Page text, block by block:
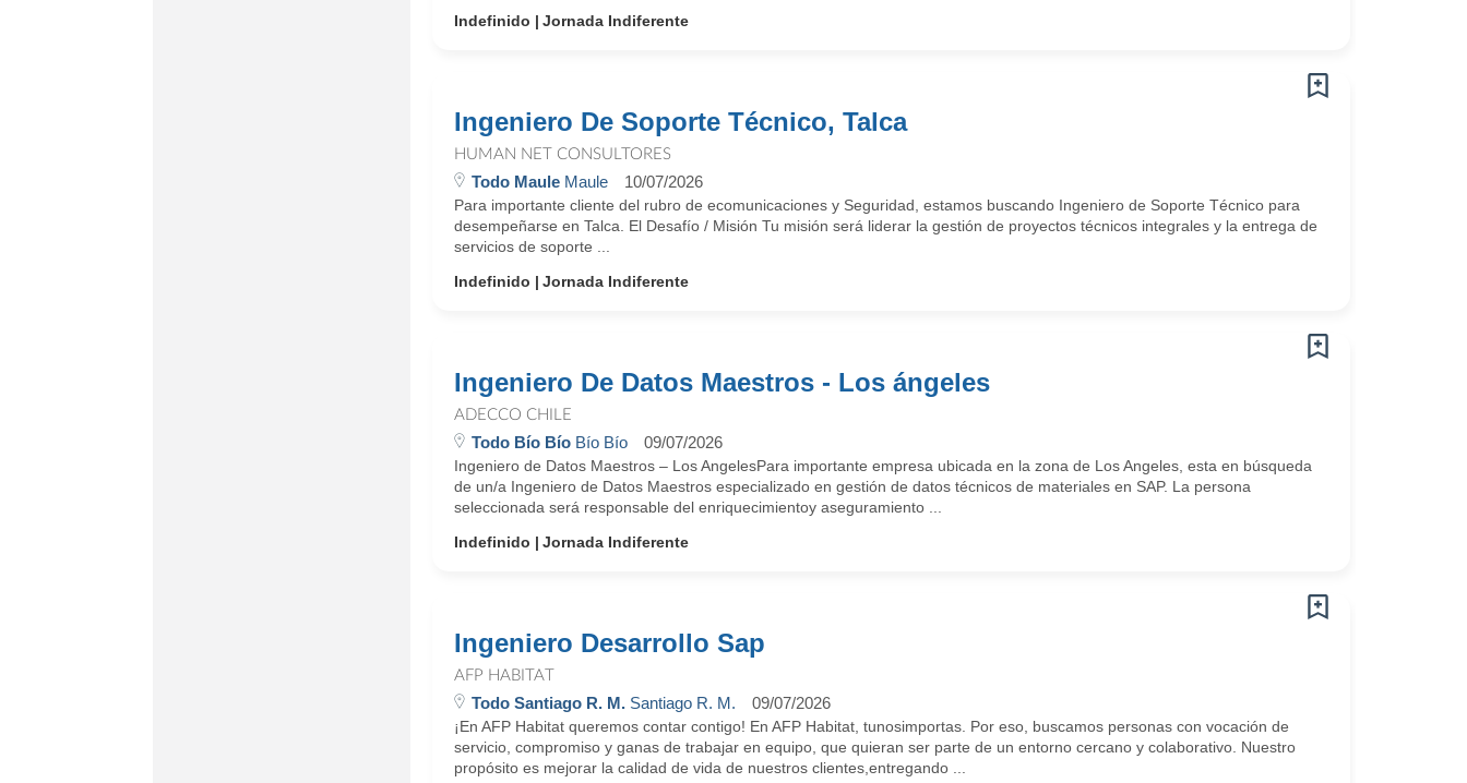
Indefinido
Jornada Indiferente
Ingeniero De Soporte Técnico, Talca
HUMAN NET CONSULTORES
Todo MauleMaule 10/07/2026
Para importante cliente del rubro de ecomunicaciones y Seguridad, estamos buscando Ingeniero de Soporte Técnico para
desempeñarse en Talca. El Desafío / Misión Tu misión será liderar la gestión de proyectos técnicos integrales y la entrega de
servicios de soporte ...
Indefinido
Jornada Indiferente
Ingeniero De Datos Maestros - Los ángeles
ADECCO CHILE
Todo Bío BíoBío Bío 09/07/2026
Ingeniero de Datos Maestros – Los AngelesPara importante empresa ubicada en la zona de Los Angeles, esta en búsqueda
de un/a Ingeniero de Datos Maestros especializado en gestión de datos técnicos de materiales en SAP. La persona
seleccionada será responsable del enriquecimientoy aseguramiento ...
Indefinido
Jornada Indiferente
Ingeniero Desarrollo Sap
AFP HABITAT
Todo Santiago R. M.Santiago R. M. 09/07/2026
¡En AFP Habitat queremos contar contigo! En AFP Habitat, tunosimportas. Por eso, buscamos personas con vocación de
servicio, compromiso y ganas de trabajar en equipo, que quieran ser parte de un entorno cercano y colaborativo. Nuestro
propósito es mejorar la calidad de vida de nuestros clientes,entregando ...